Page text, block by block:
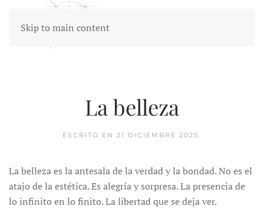
Skip to main content
La belleza
ESCRITO EN 21 DICIEMBRE 2025.
La belleza es la antesala de la verdad y la bondad. No es el
atajo de la estética. Es alegría y sorpresa. La presencia de
lo infinito en lo finito. La libertad que se deja ver.